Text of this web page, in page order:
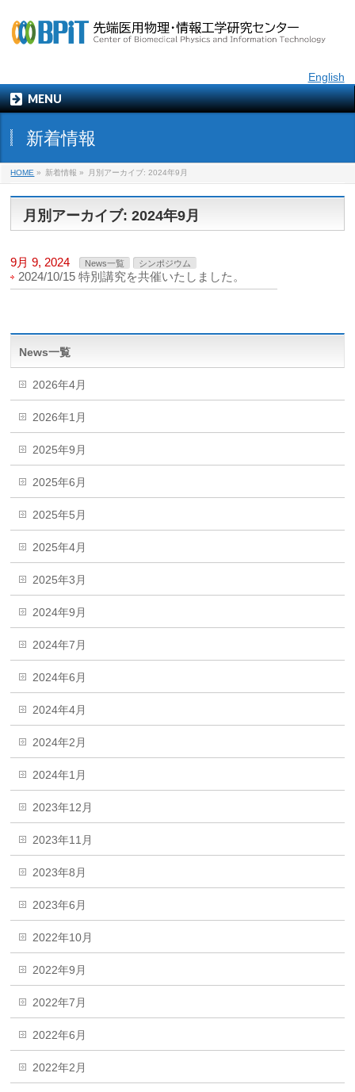
English
MENU
新着情報
HOME » 新着情報 » 月別アーカイブ: 2024年9月
月別アーカイブ: 2024年9月
9月 9, 2024 News一覧 シンポジウム
2024/10/15 特別講究を共催いたしました。
News一覧
2026年4月
2026年1月
2025年9月
2025年6月
2025年5月
2025年4月
2025年3月
2024年9月
2024年7月
2024年6月
2024年4月
2024年2月
2024年1月
2023年12月
2023年11月
2023年8月
2023年6月
2022年10月
2022年9月
2022年7月
2022年6月
2022年2月